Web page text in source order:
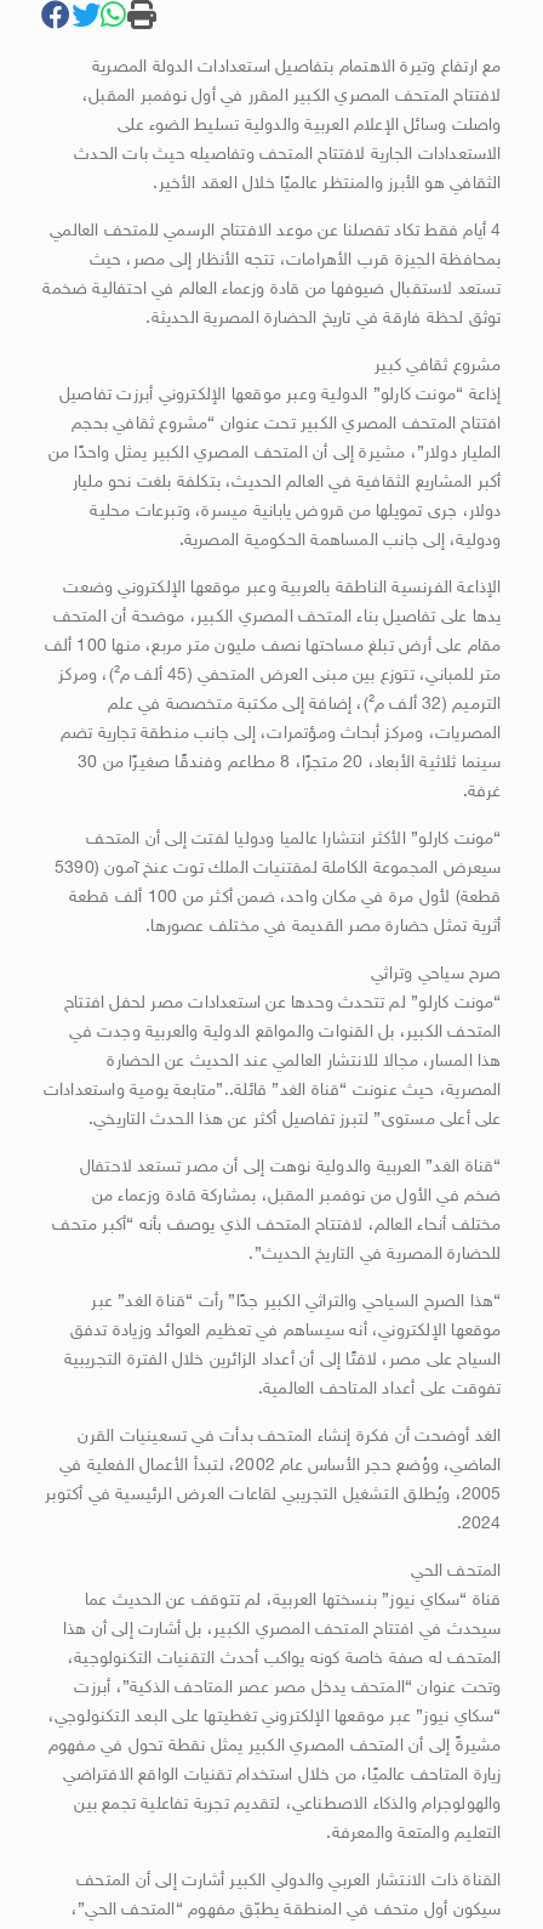
مع ارتفاع وتيرة الاهتمام بتفاصيل استعدادات الدولة المصرية
لافتتاح المتحف المصري الكبير المقرر في أول نوفمبر المقبل،
واصلت وسائل الإعلام العربية والدولية تسليط الضوء على
الاستعدادات الجارية لافتتاح المتحف وتفاصيله حيث بات الحدث
الثقافي هو الأبرز والمنتظر عالميًا خلال العقد الأخير.
4 أيام فقط تكاد تفصلنا عن موعد الافتتاح الرسمي للمتحف العالمي
بمحافظة الجيزة قرب الأهرامات، تتجه الأنظار إلى مصر، حيث
تستعد لاستقبال ضيوفها من قادة وزعماء العالم في احتفالية ضخمة
توثق لحظة فارقة في تاريخ الحضارة المصرية الحديثة.
مشروع ثقافي كبير
إذاعة “مونت كارلو” الدولية وعبر موقعها الإلكتروني أبرزت تفاصيل
افتتاح المتحف المصري الكبير تحت عنوان “مشروع ثقافي بحجم
المليار دولار”، مشيرة إلى أن المتحف المصري الكبير يمثل واحدًا من
أكبر المشاريع الثقافية في العالم الحديث، بتكلفة بلغت نحو مليار
دولار، جرى تمويلها من قروض يابانية ميسرة، وتبرعات محلية
ودولية، إلى جانب المساهمة الحكومية المصرية.
الإذاعة الفرنسية الناطقة بالعربية وعبر موقعها الإلكتروني وضعت
يدها على تفاصيل بناء المتحف المصري الكبير، موضحة أن المتحف
مقام على أرض تبلغ مساحتها نصف مليون متر مربع، منها 100 ألف
متر للمباني، تتوزع بين مبنى العرض المتحفي (45 ألف م²)، ومركز
الترميم (32 ألف م²)، إضافة إلى مكتبة متخصصة في علم
المصريات، ومركز أبحاث ومؤتمرات، إلى جانب منطقة تجارية تضم
سينما ثلاثية الأبعاد، 20 متجرًا، 8 مطاعم وفندقًا صغيرًا من 30
غرفة.
“مونت كارلو” الأكثر انتشارا عالميا ودوليا لفتت إلى أن المتحف
سيعرض المجموعة الكاملة لمقتنيات الملك توت عنخ آمون (5390
قطعة) لأول مرة في مكان واحد، ضمن أكثر من 100 ألف قطعة
أثرية تمثل حضارة مصر القديمة في مختلف عصورها.
صرح سياحي وتراثي
“مونت كارلو” لم تتحدث وحدها عن استعدادات مصر لحفل افتتاح
المتحف الكبير، بل القنوات والمواقع الدولية والعربية وجدت في
هذا المسار، مجالا للانتشار العالمي عند الحديث عن الحضارة
المصرية، حيث عنونت “قناة الغد” قائلة..”متابعة يومية واستعدادات
على أعلى مستوى” لتبرز تفاصيل أكثر عن هذا الحدث التاريخي.
“قناة الغد” العربية والدولية نوهت إلى أن مصر تستعد لاحتفال
ضخم في الأول من نوفمبر المقبل، بمشاركة قادة وزعماء من
مختلف أنحاء العالم، لافتتاح المتحف الذي يوصف بأنه “أكبر متحف
للحضارة المصرية في التاريخ الحديث”.
“هذا الصرح السياحي والتراثي الكبير جدًا” رأت “قناة الغد” عبر
موقعها الإلكتروني، أنه سيساهم في تعظيم العوائد وزيادة تدفق
السياح على مصر، لافتًا إلى أن أعداد الزائرين خلال الفترة التجريبية
تفوقت على أعداد المتاحف العالمية.
الغد أوضحت أن فكرة إنشاء المتحف بدأت في تسعينيات القرن
الماضي، ووُضع حجر الأساس عام 2002، لتبدأ الأعمال الفعلية في
2005، ويُطلق التشغيل التجريبي لقاعات العرض الرئيسية في أكتوبر
2024.
المتحف الحي
قناة “سكاي نيوز” بنسختها العربية، لم تتوقف عن الحديث عما
سيحدث في افتتاح المتحف المصري الكبير، بل أشارت إلى أن هذا
المتحف له صفة خاصة كونه يواكب أحدث التقنيات التكنولوجية،
وتحت عنوان “المتحف يدخل مصر عصر المتاحف الذكية”، أبرزت
“سكاي نيوز” عبر موقعها الإلكتروني تغطيتها على البعد التكنولوجي،
مشيرةً إلى أن المتحف المصري الكبير يمثل نقطة تحول في مفهوم
زيارة المتاحف عالميًا، من خلال استخدام تقنيات الواقع الافتراضي
والهولوجرام والذكاء الاصطناعي، لتقديم تجربة تفاعلية تجمع بين
التعليم والمتعة والمعرفة.
القناة ذات الانتشار العربي والدولي الكبير أشارت إلى أن المتحف
سيكون أول متحف في المنطقة يطبّق مفهوم “المتحف الحي”،